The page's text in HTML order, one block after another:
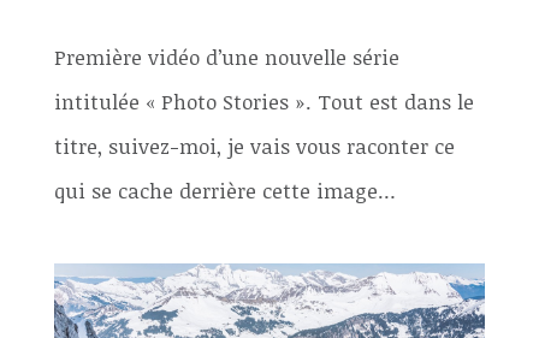
Première vidéo d’une nouvelle série
intitulée « Photo Stories ». Tout est dans le
titre, suivez-moi, je vais vous raconter ce
qui se cache derrière cette image…